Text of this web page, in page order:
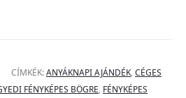
CÍMKÉK:ANYÁKNAPI AJÁNDÉK, CÉGES
FÉNYKÉPES BÖGRE, FÉNYKÉPES